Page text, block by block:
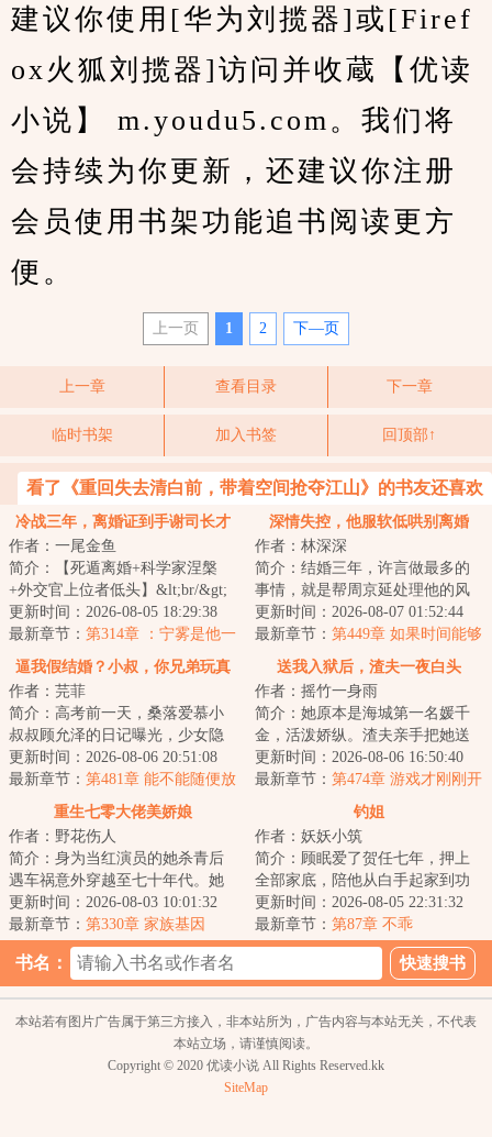
建议你使用[华为刘揽器]或[Firef
ox火狐刘揽器]访问并收蔵【优读
小说】 m.youdu5.com。我们将
会持续为你更新，还建议你注册
会员使用书架功能追书阅读更方
便。
上一页 1 2 下—页
上一章 查看目录 下一章
临时书架 加入书签 回顶部↑
看了《重回失去清白前，带着空间抢夺江山》的书友还喜欢
冷战三年，离婚证到手谢司长才
说爱我
作者：一尾金鱼
简介：【死遁离婚+科学家涅槃
+外交官上位者低头】&lt;br/&gt;
宁雾拿到子宫癌诊断书那天，撞
破丈夫陪她亲...
更新时间：2026-08-05 18:29:38
最新章节： 第314章 ：宁雾是他一
生亏欠
深情失控，他服软低哄别离婚
作者：林深深
简介：结婚三年，许言做最多的
事情，就是帮周京延处理他的风
流后事。直到又一次帮他处理完
绯闻，直到听见...
更新时间：2026-08-07 01:52:44
最新章节： 第449章 如果时间能够
倒回
逼我假结婚？小叔，你兄弟玩真
作者：芫菲
简介：高考前一天，桑落爱慕小
叔叔顾允泽的日记曝光，少女隐
秘心事被公开处刑。&lt;br/&gt;被
迫放弃高考...
更新时间：2026-08-06 20:51:08
最新章节： 第481章 能不能随便放
送我入狱后，渣夫一夜白头
作者：摇竹一身雨
简介：她原本是海城第一名媛千
金，活泼娇纵。渣夫亲手把她送
进监狱，只因误会她杀害了他的
白月光。三年黑...
更新时间：2026-08-06 16:50:40
最新章节： 第474章 游戏才刚刚开
重生七零大佬美娇娘
作者：野花伤人
简介：身为当红演员的她杀青后
遇车祸意外穿越至七十年代。她
发现自己竟然进入了闺蜜主演的
年代剧的原著里...
更新时间：2026-08-03 10:01:32
最新章节： 第330章 家族基因
钓姐
作者：妖妖小筑
简介：顾眠爱了贺任七年，押上
全部家底，陪他从白手起家到功
成名就。&lt;br/&gt;倾心付出七
年，等不来一...
更新时间：2026-08-05 22:31:32
最新章节： 第87章 不乖
书名：
本站若有图片广告属于第三方接入，非本站所为，广告内容与本站无关，不代表
本站立场，请谨慎阅读。
Copyright © 2020 优读小说 All Rights Reserved.kk
SiteMap